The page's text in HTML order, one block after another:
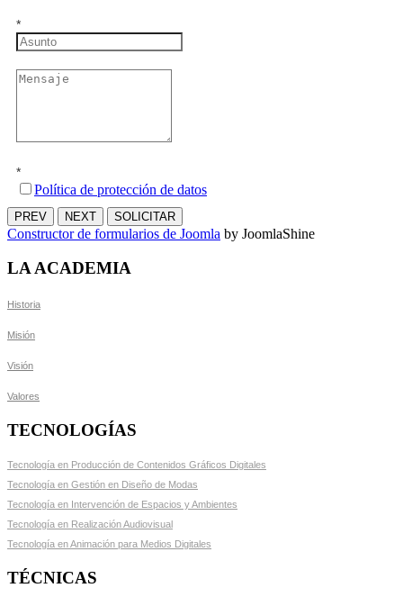
*
*
Política de protección de datos
PREV NEXT SOLICITAR
Constructor de formularios de Joomla by JoomlaShine
LA ACADEMIA
Historia
Misión
Visión
Valores
TECNOLOGÍAS
Tecnología en Producción de Contenidos Gráficos Digitales
Tecnología en Gestión en Diseño de Modas
Tecnología en Intervención de Espacios y Ambientes
Tecnología en Realización Audiovisual
Tecnología en Animación para Medios Digitales
TÉCNICAS